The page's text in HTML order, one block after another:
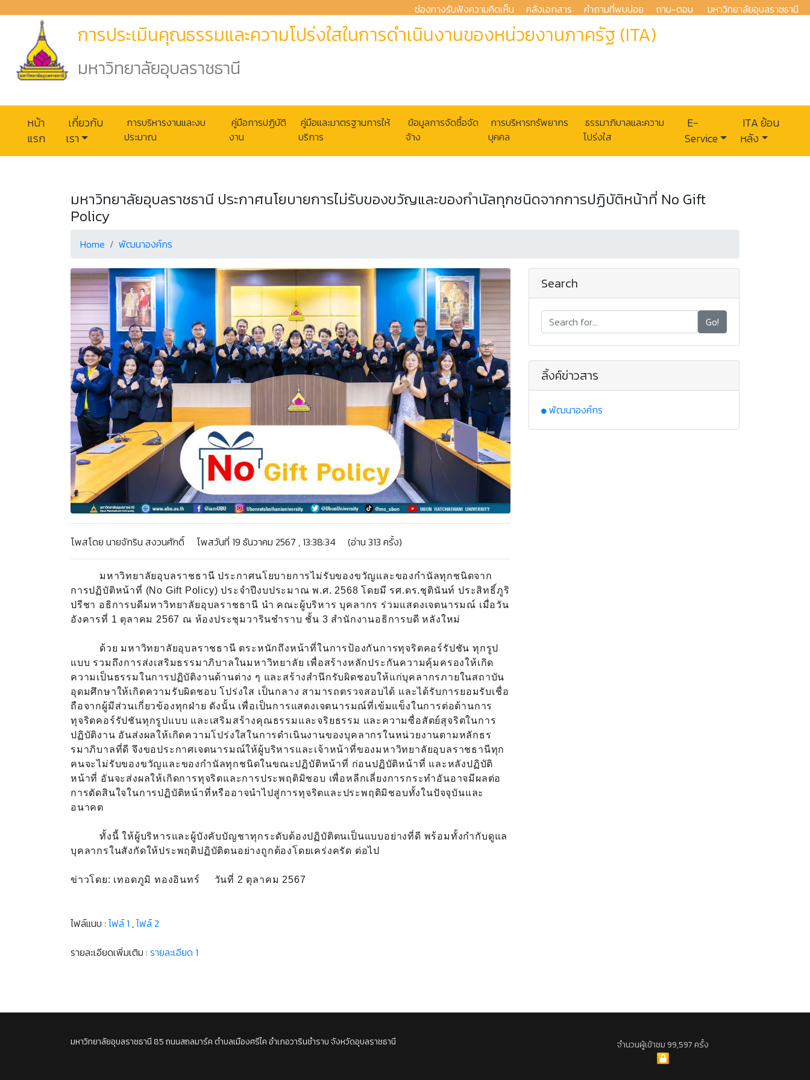
ช่องทางรับฟังความคิดเห็น คลังเอกสาร คำถามที่พบบ่อย ถาม-ตอบ มหาวิทยาลัยอุบลราชธานี
การประเมินคุณธรรมและความโปร่งใสในการดำเนินงานของหน่วยงานภาครัฐ (ITA)
มหาวิทยาลัยอุบลราชธานี
หน้า
แรก
เกี่ยวกับ
เรา
การบริหารงานและงบ
ประมาณ
คู่มือการปฏิบัติ
งาน
คู่มือและมาตรฐานการให้
บริการ
ข้อมูลการจัดซื้อจัด
จ้าง
การบริหารทรัพยากร
บุคคล
ธรรมาภิบาลและความ
โปร่งใส
E-
Service
ITA ย้อน
หลัง
มหาวิทยาลัยอุบลราชธานี ประกาศนโยบายการไม่รับของขวัญและของกำนัลทุกชนิดจากการปฏิบัติหน้าที่ No Gift
Policy
Home พัฒนาองค์กร
โพสโดย นายจักริน สงวนศักดิ์ โพสวันที่ 19 ธันวาคม 2567 , 13:38:34 (อ่าน 313 ครั้ง)
มหาวิทยาลัยอุบลราชธานี ประกาศนโยบายการไม่รับของขวัญและของกำนัลทุกชนิดจาก
การปฏิบัติหน้าที่ (No Gift Policy) ประจำปีงบประมาณ พ.ศ. 2568 โดยมี รศ.ดร.ชุตินันท์ ประสิทธิ์ภูริ
ปรีชา อธิการบดีมหาวิทยาลัยอุบลราชธานี นำ คณะผู้บริหาร บุคลากร ร่วมแสดงเจตนารมณ์ เมื่อวัน
อังคารที่ 1 ตุลาคม 2567 ณ ห้องประชุมวารินชำราบ ชั้น 3 สำนักงานอธิการบดี หลังใหม่
ด้วย มหาวิทยาลัยอุบลราชธานี ตระหนักถึงหน้าที่ในการป้องกันการทุจริตคอร์รัปชัน ทุกรูป
แบบ รวมถึงการส่งเสริมธรรมาภิบาลในมหาวิทยาลัย เพื่อสร้างหลักประกันความคุ้มครองให้เกิด
ความเป็นธรรมในการปฏิบัติงานด้านต่าง ๆ และสร้างสำนึกรับผิดชอบให้แก่บุคลากรภายในสถาบัน
อุดมศึกษาให้เกิดความรับผิดชอบ โปร่งใส เป็นกลาง สามารถตรวจสอบได้ และได้รับการยอมรับเชื่อ
ถือจากผู้มีส่วนเกี่ยวข้องทุกฝ่าย ดังนั้น เพื่อเป็นการแสดงเจตนารมณ์ที่เข้มแข็งในการต่อต้านการ
ทุจริตคอร์รัปชันทุกรูปแบบ และเสริมสร้างคุณธรรมและจริยธรรม และความซื่อสัตย์สุจริตในการ
ปฏิบัติงาน อันส่งผลให้เกิดความโปร่งใสในการดำเนินงานของบุคลากรในหน่วยงานตามหลักธร
รมาภิบาลที่ดี จึงขอประกาศเจตนารมณ์ให้ผู้บริหารและเจ้าหน้าที่ของมหาวิทยาลัยอุบลราชธานีทุก
คนจะไม่รับของขวัญและของกำนัลทุกชนิดในขณะปฏิบัติหน้าที่ ก่อนปฏิบัติหน้าที่ และหลังปฏิบัติ
หน้าที่ อันจะส่งผลให้เกิดการทุจริตและการประพฤติมิชอบ เพื่อหลีกเลี่ยงการกระทำอันอาจมีผลต่อ
การตัดสินใจในการปฏิบัติหน้าที่หรืออาจนำไปสู่การทุจริตและประพฤติมิชอบทั้งในปัจจุบันและ
อนาคต
ทั้งนี้ ให้ผู้บริหารและผู้บังคับบัญชาทุกระดับต้องปฏิบัติตนเป็นแบบอย่างที่ดี พร้อมทั้งกำกับดูแล
บุคลากรในสังกัดให้ประพฤติปฏิบัติตนอย่างถูกต้องโดยเคร่งครัด ต่อไป
ข่าวโดย: เทอดภูมิ ทองอินทร์ วันที่ 2 ตุลาคม 2567
ไฟล์แนบ : ไฟล์ 1 ,ไฟล์ 2
รายละเอียดเพิ่มเติม : รายละเอียด 1
Search
Go!
ลิ้งค์ข่าวสาร
พัฒนาองค์กร
มหาวิทยาลัยอุบลราชธานี 85 ถนนสถลมาร์ค ตำบลเมืองศรีไค อำเภอวารินชำราบ จังหวัดอุบลราชธานี จำนวนผู้เข้าชม 99,597 ครั้ง